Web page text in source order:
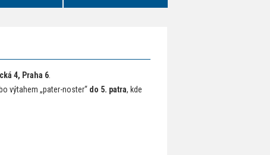
4, Praha 6
výtahem „pater-noster“ do 5. patra, kde